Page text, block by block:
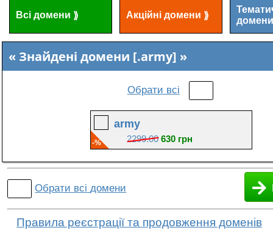
Всі домени ⟫ Акційні домени ⟫
домени
Знайдені домени [.army]
Обрати всі
-%
army
2299.00 630 грн
Обрати всідомени
Правила реєстрації та продовження доменів